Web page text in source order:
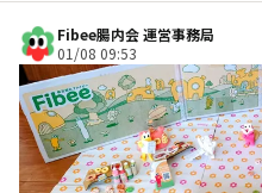
Fibee腸内会 運営事務局
01/08 09:53